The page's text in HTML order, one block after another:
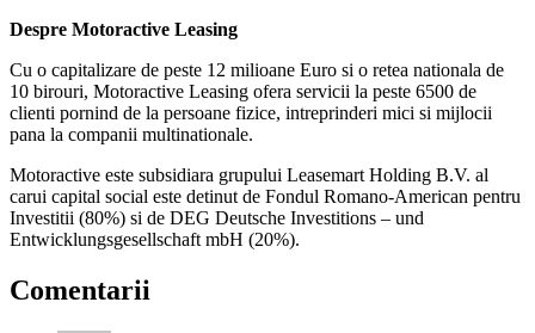
Despre Motoractive Leasing
Cu o capitalizare de peste 12 milioane Euro si o retea nationala de
10 birouri, Motoractive Leasing ofera servicii la peste 6500 de
clienti pornind de la persoane fizice, intreprinderi mici si mijlocii
pana la companii multinationale.
Motoractive este subsidiara grupului Leasemart Holding B.V. al
carui capital social este detinut de Fondul Romano-American pentru
Investitii (80%) si de DEG Deutsche Investitions – und
Entwicklungsgesellschaft mbH (20%).
Comentarii